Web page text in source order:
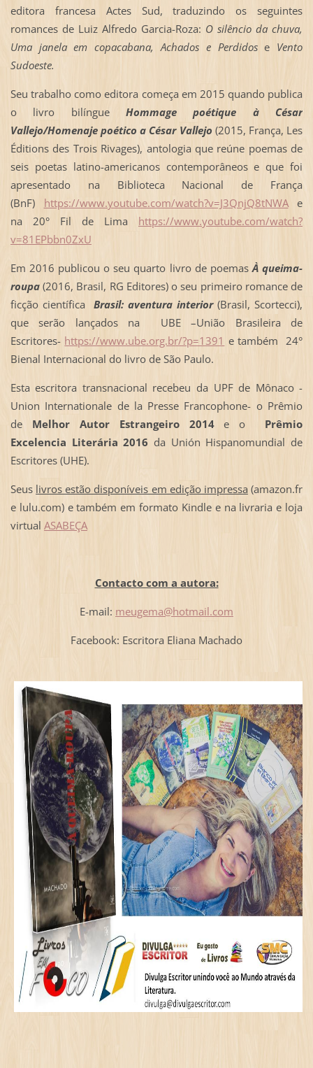
editora francesa Actes Sud, traduzindo os seguintes
romances de Luiz Alfredo Garcia-Roza: O silêncio da chuva,
Uma janela em copacabana, Achados e Perdidos e Vento
Sudoeste.
Seu trabalho como editora começa em 2015 quando publica
o livro bilíngue Hommage poétique à César
Vallejo/Homenaje poético a César Vallejo (2015, França, Les
Éditions des Trois Rivages), antologia que reúne poemas de
seis poetas latino-americanos contemporâneos e que foi
apresentado na Biblioteca Nacional de França
(BnF) https://www.youtube.com/watch?v=J3QnjQ8tNWA
e
na 20° Fil de Lima https://www.youtube.com/watch?
v=81EPbbn0ZxU
Em 2016 publicou o seu quarto livro de poemasÀ queima-
roupa(2016, Brasil, RG Editores) o seu primeiro romance de
ficção científica Brasil: aventura interior(Brasil, Scortecci),
que serão lançados na UBE –União Brasileira de
Escritores- https://www.ube.org.br/?p=1391 e também 24°
Bienal Internacional do livro de São Paulo.
Esta escritora transnacional recebeu da UPF de Mônaco -
Union Internationale de la Presse Francophone- o Prêmio
de Melhor Autor Estrangeiro 2014e o
Prêmio
Excelencia Literária 2016 da Unión Hispanomundial de
Escritores (UHE).
Seus livros estão disponíveis em edição impressa (amazon.fr
e lulu.com) e também em formato Kindle e na livraria e loja
virtual ASABEÇA
Contacto com a autora:
E-mail: meugema@hotmail.com
Facebook: Escritora Eliana Machado